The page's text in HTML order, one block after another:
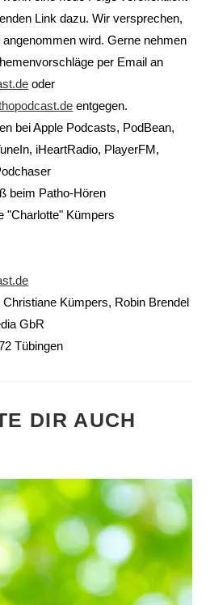
Link dazu. Wir versprechen,
wird. Gerne nehmen
per Email an
oder
entgegen.
bei Apple Podcasts, PodBean,
iHeartRadio, PlayerFM,
beim Patho-Hören
"Charlotte" Kümpers
Kümpers, Robin Brendel
GbR
Tübingen
DIR AUCH